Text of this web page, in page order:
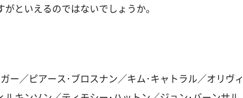
といえるのではないでしょうか。
ー／ピアース･ブロスナン／キム･キャトラル／オリヴィ